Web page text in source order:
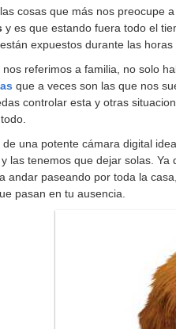
cosas que más nos preocupe
y es que estando fuera todo el
expuestos durante las
nos referimos a familia, no solo
que a veces son las que nos
controlar esta y otras
de una potente cámara digital
las tenemos que dejar solas.
andar paseando por toda la
pasan en tu ausencia.